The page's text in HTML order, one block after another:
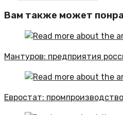
Вам также может
Мантуров: предприятия
Евростат: